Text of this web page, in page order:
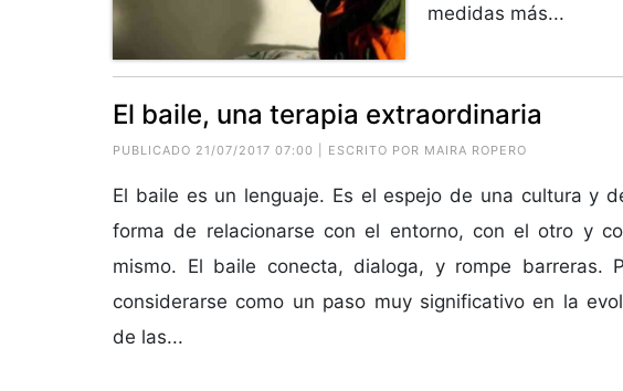
medidas más...
El baile, una terapia extraordinaria
PUBLICADO 21/07/2017 07:00 | ESCRITO POR MAIRA ROPERO
El baile es un lenguaje. Es el espejo de una cultura y
forma de relacionarse con el entorno, con el otro y
mismo. El baile conecta, dialoga, y rompe barreras.
considerarse como un paso muy significativo en la
de las...